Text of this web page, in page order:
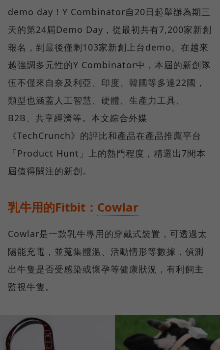
demo day！Y Combinator自20日起舉辦為期三
天的第24屆Demo Day，從最初共有7,200家新創
報名，到最後僅剩103家新創上台demo。在越來
越強調多元性的Y Combinator中，本屆的新創隊
伍不僅來自奈及利亞、印度、韓國等多達22國，
類型也涵蓋人工智慧、硬體、生產力工具、
B2B、共享經濟等。本文綜合外媒
《TechCrunch》的評比和產品在產品推薦平台
「Product Hunt」上的熱門程度，精選出7間本
屆值得關注的新創。
乳牛用的Fitbit： Cowlar
Cowlar是一款乳牛專用的穿戴式裝置，可透過太
陽能充電，並蒐集體溫、活動情形等數據，偵測
出牛隻是否受感染或懷孕等健康狀況，有利飼主
監視牛隻。